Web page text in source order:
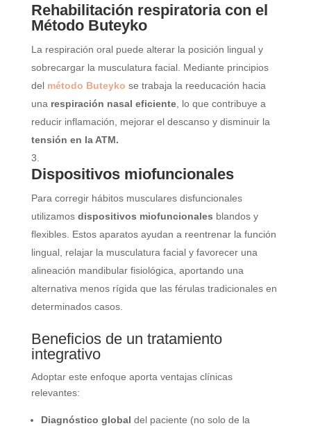
Rehabilitación respiratoria con el
Método Buteyko
La respiración oral puede alterar la posición lingual y
sobrecargar la musculatura facial. Mediante principios
del método Buteyko se trabaja la reeducación hacia
una respiración nasal eficiente, lo que contribuye a
reducir inflamación, mejorar el descanso y disminuir la
tensión en la ATM.
⁠Dispositivos miofuncionales
Para corregir hábitos musculares disfuncionales
utilizamos dispositivos miofuncionales blandos y
flexibles. Estos aparatos ayudan a reentrenar la función
lingual, relajar la musculatura facial y favorecer una
alineación mandibular fisiológica, aportando una
alternativa menos rígida que las férulas tradicionales en
determinados casos.
Beneficios de un tratamiento
integrativo
Adoptar este enfoque aporta ventajas clínicas
relevantes:
Diagnóstico global del paciente (no solo de la